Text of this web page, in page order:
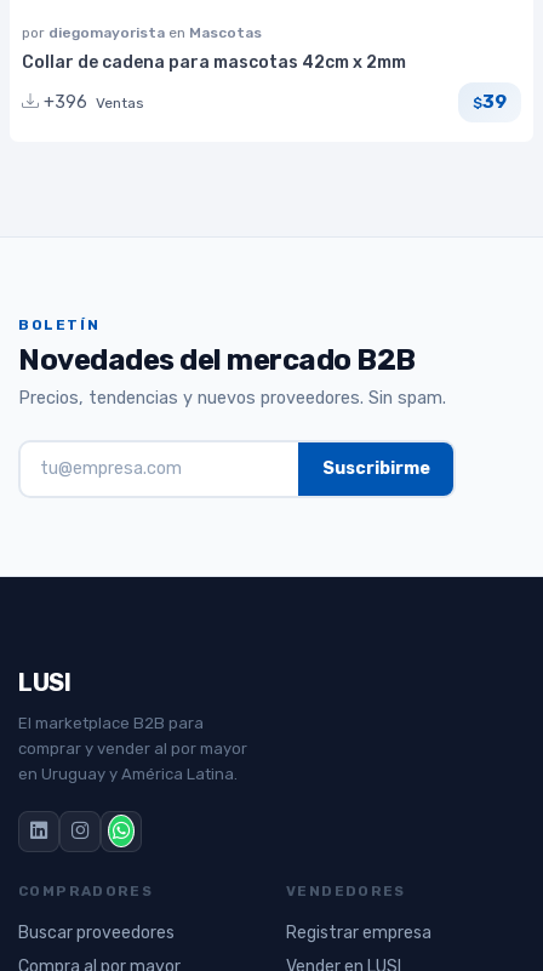
por diegomayorista en Mascotas
Collar de cadena para mascotas 42cm x 2mm
+396 Ventas $39
BOLETÍN
Novedades del mercado B2B
Precios, tendencias y nuevos proveedores. Sin spam.
LUSI
El marketplace B2B para
comprar y vender al por mayor
en Uruguay y América Latina.
COMPRADORES
Buscar proveedores
Compra al por mayor
VENDEDORES
Registrar empresa
Vender en LUSI